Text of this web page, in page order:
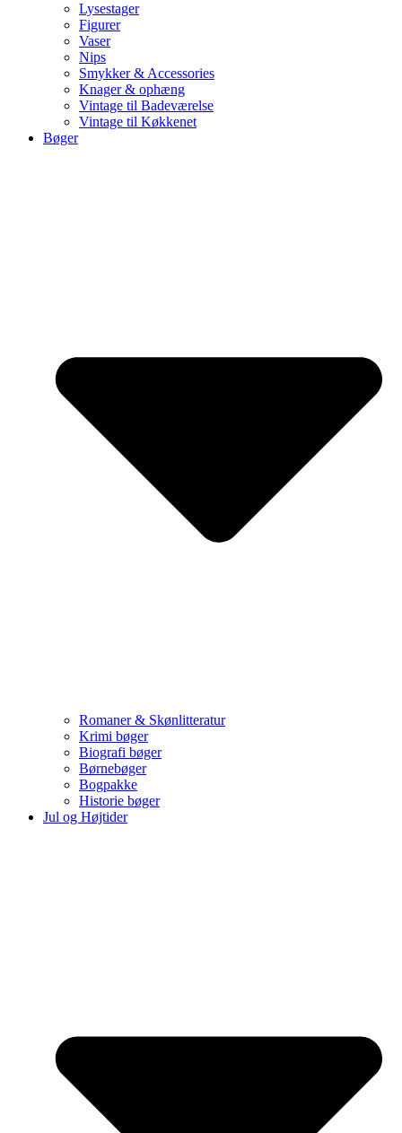
Lysestager
Figurer
Vaser
Nips
Smykker & Accessories
Knager & ophæng
Vintage til Badeværelse
Vintage til Køkkenet
Bøger
Romaner & Skønlitteratur
Krimi bøger
Biografi bøger
Børnebøger
Bogpakke
Historie bøger
Jul og Højtider